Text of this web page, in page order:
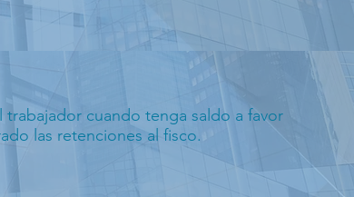
trabajador cuando tenga saldo a favor
las retenciones al fisco.